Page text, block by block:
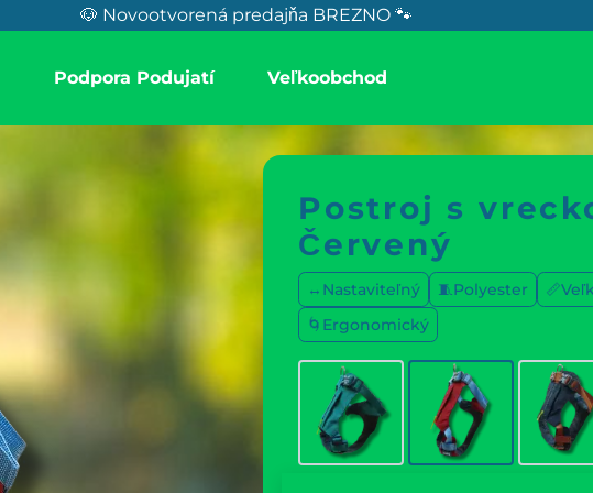
🐶 Novootvorená predajňa BREZNO 🐾
Podpora Podujatí Veľkoobchod
Postroj s
Červený
↔️Nastaviteľný 🧵Polyester
🌀Ergonomický